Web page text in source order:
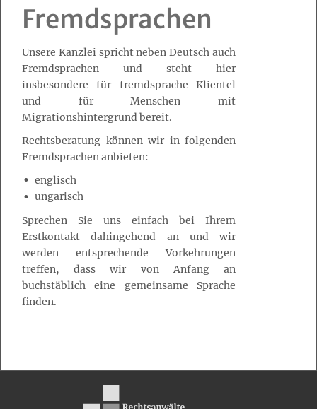
Fremdsprachen
Unsere Kanzlei spricht neben Deutsch auch
Fremdsprachen und steht hier
insbesondere für fremdsprache Klientel
und für Menschen mit
Migrationshintergrund bereit.
Rechtsberatung können wir in folgenden
Fremdsprachen anbieten:
englisch
ungarisch
Sprechen Sie uns einfach bei Ihrem
Erstkontakt dahingehend an und wir
werden entsprechende Vorkehrungen
treffen, dass wir von Anfang an
buchstäblich eine gemeinsame Sprache
finden.